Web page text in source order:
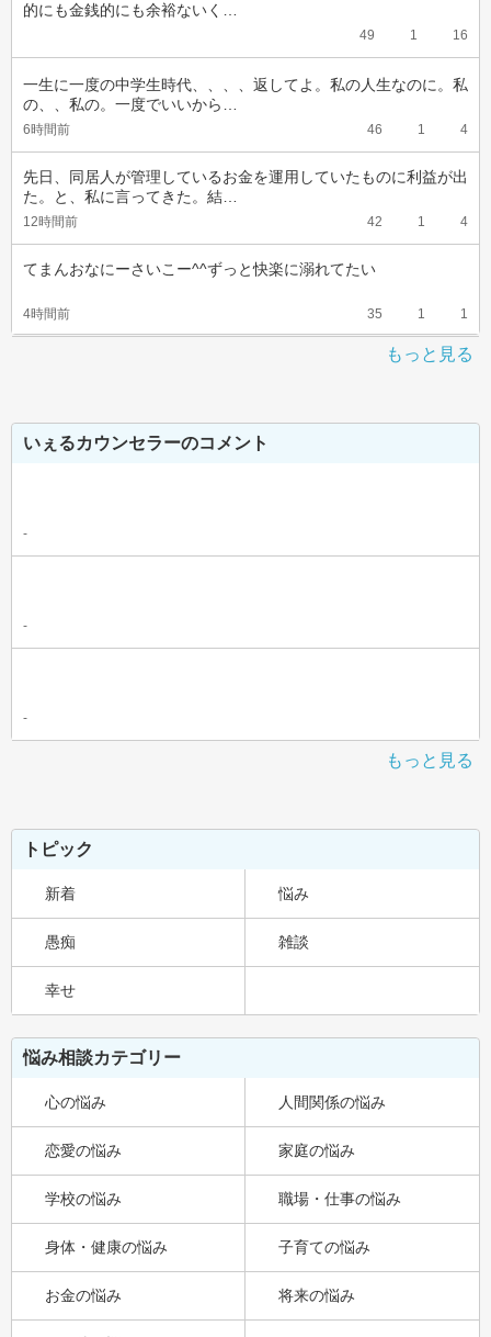
的にも金銭的にも余裕ないく…
49 1 16
一生に一度の中学生時代、、、、返してよ。私の人生なのに。私
の、、私の。一度でいいから…
6時間前 46 1 4
先日、同居人が管理しているお金を運用していたものに利益が出
た。と、私に言ってきた。結…
12時間前 42 1 4
てまんおなにーさいこー^^ずっと快楽に溺れてたい
4時間前 35 1 1
もっと見る
いぇるカウンセラーのコメント
-
-
-
もっと見る
トピック
新着 悩み
愚痴 雑談
幸せ
悩み相談カテゴリー
心の悩み 人間関係の悩み
恋愛の悩み 家庭の悩み
学校の悩み 職場・仕事の悩み
身体・健康の悩み 子育ての悩み
お金の悩み 将来の悩み